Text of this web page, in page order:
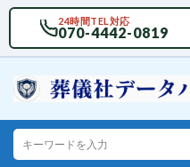
24時間TEL対応
070-4442-0819